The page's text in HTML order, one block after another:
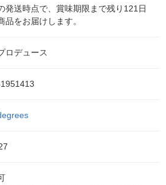
発送時点で、賞味期限まで残り121日
品をお届けします。
ロデュース